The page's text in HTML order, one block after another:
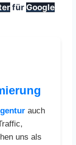
für Google
auch
uns als